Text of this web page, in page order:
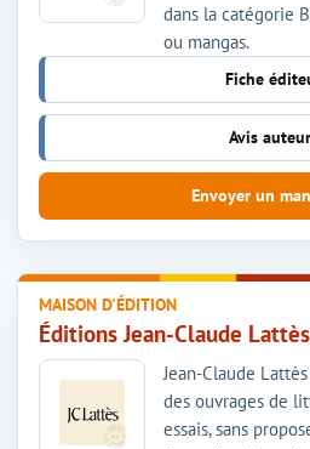
dans la catégorie
ou mangas.
Fiche
Avis
Envoyer un
MAISON D'ÉDITION
Éditions Jean-Claude Lattès
Jean-Claude
des ouvrages de
essais, sans